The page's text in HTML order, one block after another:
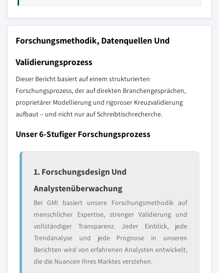
Forschungsmethodik, Datenquellen Und
Validierungsprozess
Dieser Bericht basiert auf einem strukturierten
Forschungsprozess, der auf direkten Branchengesprächen,
proprietärer Modellierung und rigoroser Kreuzvalidierung
aufbaut – und nicht nur auf Schreibtischrecherche.
Unser 6-Stufiger Forschungsprozess
1. Forschungsdesign Und
Analystenüberwachung
Bei GMI basiert unsere Forschungsmethodik auf
menschlicher Expertise, strenger Validierung und
vollständiger Transparenz. Jeder Einblick, jede
Trendanalyse und jede Prognose in unseren
Berichten wird von erfahrenen Analysten entwickelt,
die die Nuancen Ihres Marktes verstehen.